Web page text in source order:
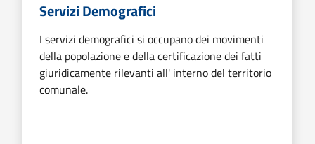
Servizi Demografici
I servizi demografici si occupano dei movimenti
della popolazione e della certificazione dei fatti
giuridicamente rilevanti all' interno del territorio
comunale.